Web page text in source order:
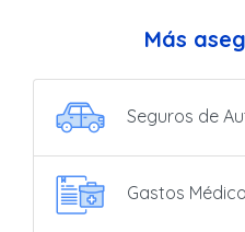
Más
Seguros de
Gastos